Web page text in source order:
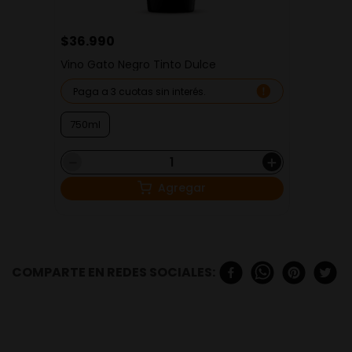
$36.990
Vino Gato Negro Tinto Dulce
Paga a 3 cuotas sin interés.
750ml
Agregar